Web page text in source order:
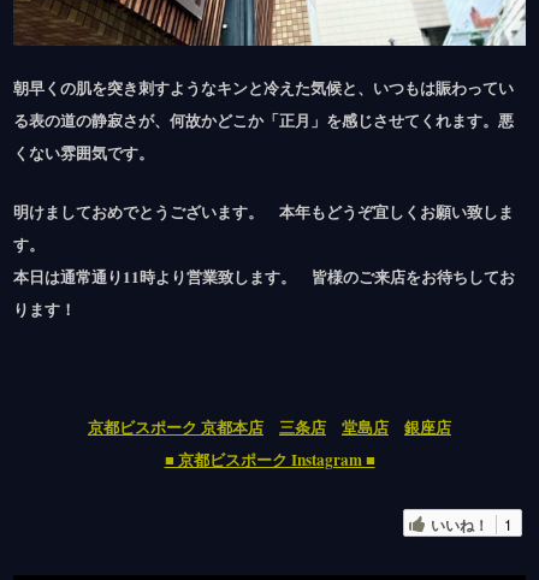
朝早くの肌を突き刺すようなキンと冷えた気候と、いつもは賑わってい
る表の道の静寂さが、何故かどこか「正月」を感じさせてくれます。悪
くない雰囲気です。
明けましておめでとうございます。 本年もどうぞ宜しくお願い致しま
す。 ⁡
本日は通常通り11時より営業致します。 皆様のご来店をお待ちしてお
ります！
京都ビスポーク 京都本店 三条店 堂島店
銀座店
■ 京都ビスポーク Instagram ■
いいね！ 1